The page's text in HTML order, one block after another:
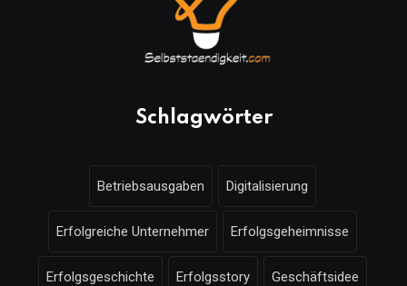
Schlagwörter
Betriebsausgaben Digitalisierung
Erfolgreiche Unternehmer Erfolgsgeheimnisse
Erfolgsgeschichte Erfolgsstory Geschäftsidee